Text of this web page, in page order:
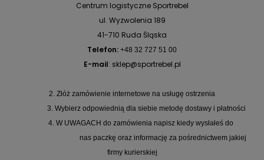
Centrum logistyczne Sportrebel
ul. Wyzwolenia 189
41-710 Ruda Śląska
Telefon: +48 32 727 51 00
E-mail: sklep@sportrebel.pl
2. Złóż zamówienie internetowe na usługę ostrzenia
3. Wybierz odpowiednią dla siebie metodę dostawy i płatności
4. W UWAGACH do zamówienia napisz kiedy wysłałeś do
nas paczkę oraz informację za pośrednictwem jakiej
firmy kurierskiej